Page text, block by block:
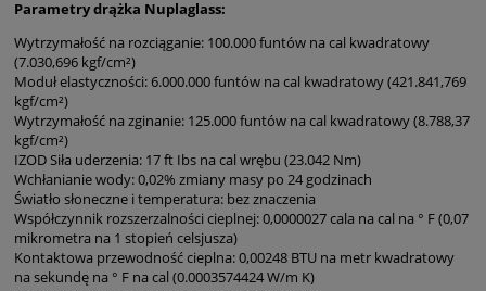
Parametry drążka Nuplaglass:
Wytrzymałość na rozciąganie: 100.000 funtów na cal kwadratowy
(7.030,696 kgf/cm²)
Moduł elastyczności: 6.000.000 funtów na cal kwadratowy (421.841,769
kgf/cm²)
Wytrzymałość na zginanie: 125.000 funtów na cal kwadratowy (8.788,37
kgf/cm²)
IZOD Siła uderzenia: 17 ft Ibs na cal wrębu (23.042 Nm)
Wchłanianie wody: 0,02% zmiany masy po 24 godzinach
Światło słoneczne i temperatura: bez znaczenia
Współczynnik rozszerzalności cieplnej: 0,0000027 cala na cal na ° F (0,07
mikrometra na 1 stopień celsjusza)
Kontaktowa przewodność cieplna: 0,00248 BTU na metr kwadratowy
na sekundę na ° F na cal (0.0003574424 W/m K)